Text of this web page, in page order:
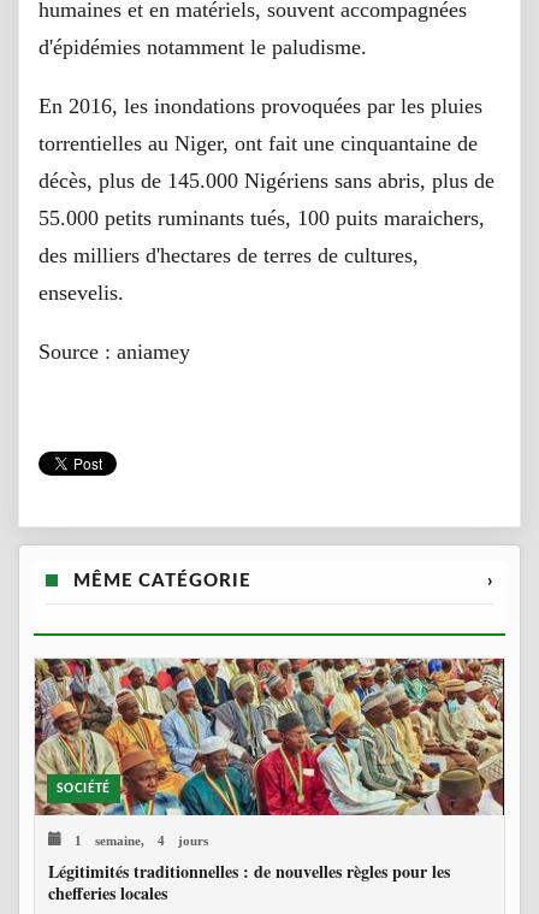
humaines et en matériels, souvent accompagnées
d'épidémies notamment le paludisme.
En 2016, les inondations provoquées par les pluies
torrentielles au Niger, ont fait une cinquantaine de
décès, plus de 145.000 Nigériens sans abris, plus de
55.000 petits ruminants tués, 100 puits maraichers,
des milliers d'hectares de terres de cultures,
ensevelis.
Source : aniamey
MÊME CATÉGORIE ›
SOCIÉTÉ
1 semaine, 4 jours
Légitimités traditionnelles : de nouvelles règles pour les
chefferies locales